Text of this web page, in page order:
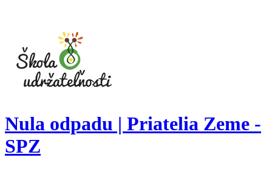
Nula odpadu | Priatelia Zeme -
SPZ